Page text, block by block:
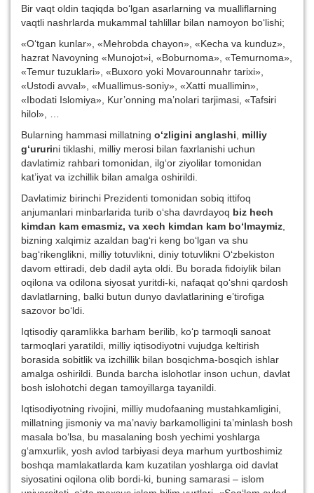
Bir vaqt oldin taqiqda bo‘lgan asarlarning va mualliflarning
vaqtli nashrlarda mukammal tahlillar bilan namoyon bo‘lishi;
«O‘tgan kunlar», «Mehrobda chayon», «Kecha va kunduz»,
hazrat Navoyning «Munojot»i, «Boburnoma», «Temurnoma»,
«Temur tuzuklari», «Buxoro yoki Movarounnahr tarixi»,
«Ustodi avval», «Muallimus-soniy», «Xatti muallimin»,
«Ibodati Islomiya», Kur’onning ma’nolari tarjimasi, «Tafsiri
hilol», …
Bularning hammasi millatning o‘zligini anglashi
milliy
g‘ururini tiklashi, milliy merosi bilan faxrlanishi uchun
davlatimiz rahbari tomonidan, ilg‘or ziyolilar tomonidan
kat’iyat va izchillik bilan amalga oshirildi.
Davlatimiz birinchi Prezidenti tomonidan sobiq ittifoq
anjumanlari minbarlarida turib o‘sha davrdayoq biz hech
kimdan kam emasmiz, va xech kimdan kam bo‘lmaymiz
bizning xalqimiz azaldan bag‘ri keng bo‘lgan va shu
bag‘rikenglikni, milliy totuvlikni, diniy totuvlikni O‘zbekiston
davom ettiradi, deb dadil ayta oldi. Bu borada fidoiylik bilan
oqilona va odilona siyosat yuritdi-ki, nafaqat qo‘shni qardosh
davlatlarning, balki butun dunyo davlatlarining e’tirofiga
sazovor bo‘ldi.
Iqtisodiy qaramlikka barham berilib, ko‘p tarmoqli sanoat
tarmoqlari yaratildi, milliy iqtisodiyotni vujudga keltirish
borasida sobitlik va izchillik bilan bosqichma-bosqich ishlar
amalga oshirildi. Bunda barcha islohotlar inson uchun, davlat
bosh islohotchi degan tamoyillarga tayanildi.
Iqtisodiyotning rivojini, milliy mudofaaning mustahkamligini,
millatning jismoniy va ma’naviy barkamolligini ta’minlash bosh
masala bo‘lsa, bu masalaning bosh yechimi yoshlarga
g‘amxurlik, yosh avlod tarbiyasi deya marhum yurtboshimiz
boshqa mamlakatlarda kam kuzatilan yoshlarga oid davlat
siyosatini oqilona olib bordi-ki, buning samarasi – islom